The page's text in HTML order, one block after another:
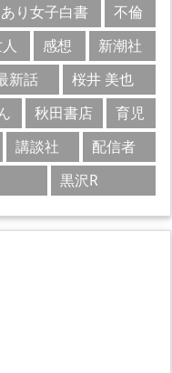
り女子白書
不倫
感想
新潮社
新話
桜井 美也
秋田書店
育児
講談社
配信者
黒沢R